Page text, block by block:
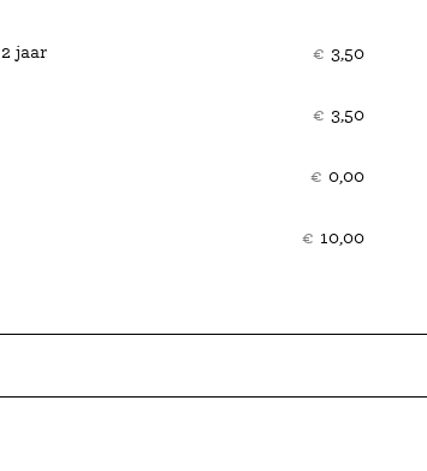
jaar € 3,50
€ 3,50
€ 0,00
€ 10,00